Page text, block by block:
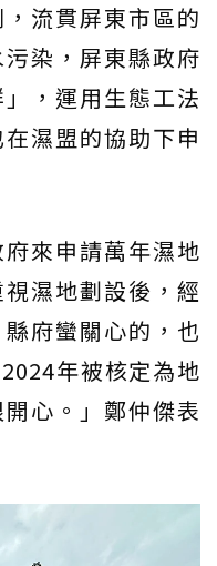
流貫屏東市區的
染，屏東縣政府
，運用生態工法
濕盟的協助下申
府來申請萬年濕地
濕地劃設後，經
府蠻關心的，也
年被核定為地
心。」鄭仲傑表